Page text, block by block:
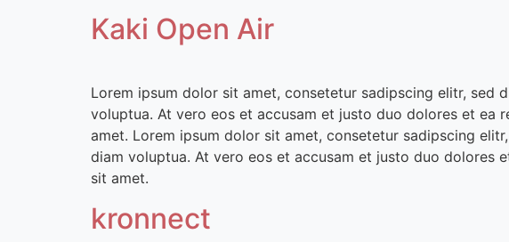
Kaki Open Air
Lorem ipsum dolor sit amet, consetetur sadipscing elitr, sed
voluptua. At vero eos et accusam et justo duo dolores et ea
amet. Lorem ipsum dolor sit amet, consetetur sadipscing
diam voluptua. At vero eos et accusam et justo duo dolores
sit amet.
kronnect